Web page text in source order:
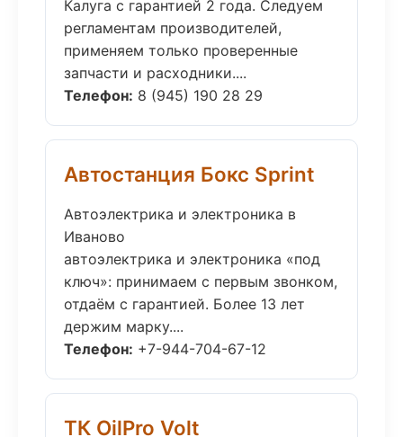
Калуга с гарантией 2 года. Следуем
регламентам производителей,
применяем только проверенные
запчасти и расходники....
Телефон: 8 (945) 190 28 29
Автостанция Бокс Sprint
Автоэлектрика и электроника в
Иваново
автоэлектрика и электроника «под
ключ»: принимаем с первым звонком,
отдаём с гарантией. Более 13 лет
держим марку....
Телефон: +7-944-704-67-12
ТК OilPro Volt